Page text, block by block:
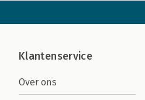
Klantenservice
Over ons